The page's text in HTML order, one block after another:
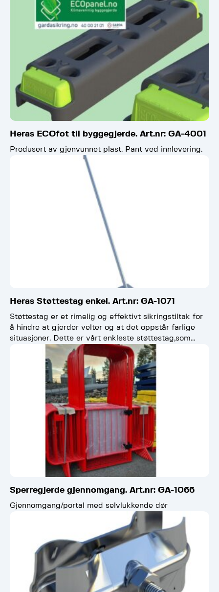
Heras ECOfot til byggegjerde. Art.nr: GA-4001
Produsert av gjenvunnet plast. Pant ved innlevering.
Heras Støttestag enkel. Art.nr: GA-1071
Støttestag er et rimelig og effektivt sikringstiltak for
å hindre at gjerder velter og at det oppstår farlige
situasjoner. Dette er vårt enkleste støttestag,som…
Sperregjerde gjennomgang. Art.nr: GA-1066
Gjennomgang/portal med selvlukkende dør